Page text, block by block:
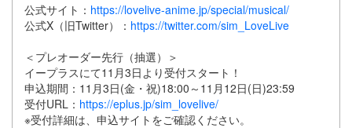
公式サイト： https://lovelive-anime.jp/special/musical/
公式X（旧Twitter）： https://twitter.com/sim_LoveLive
＜プレオーダー先行（抽選）＞
イープラスにて11月3日より受付スタート！
申込期間：11月3日(金・祝)18:00～11月12日(日)23:59
受付URL： https://eplus.jp/sim_lovelive/
※受付詳細は、申込サイトをご確認ください。